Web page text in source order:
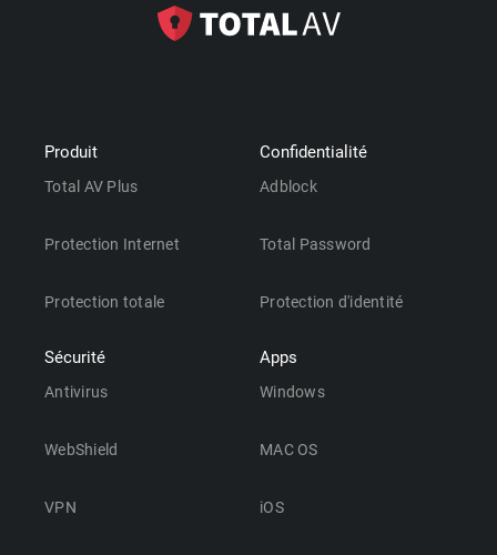
Produit
Total AV Plus
Protection Internet
Protection totale
Sécurité
Antivirus
WebShield
VPN
Confidentialité
Adblock
Total Password
Protection d'identité
Apps
Windows
MAC OS
iOS